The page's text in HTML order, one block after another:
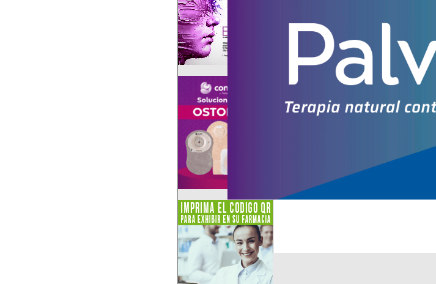
Otros productos de